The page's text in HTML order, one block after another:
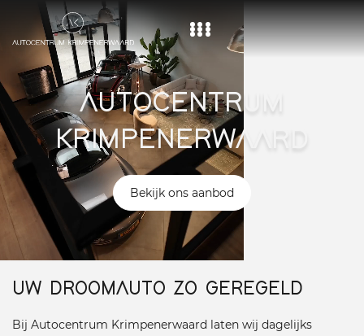
Home
Aanbod
Diensten
Over ons
Vacature
Contact
AUTOCENTRUM
KRIMPENERWAARD
Bekijk ons aanbod
UW DROOMAUTO ZO GEREGELD
Bij Autocentrum Krimpenerwaard laten wij dagelijks